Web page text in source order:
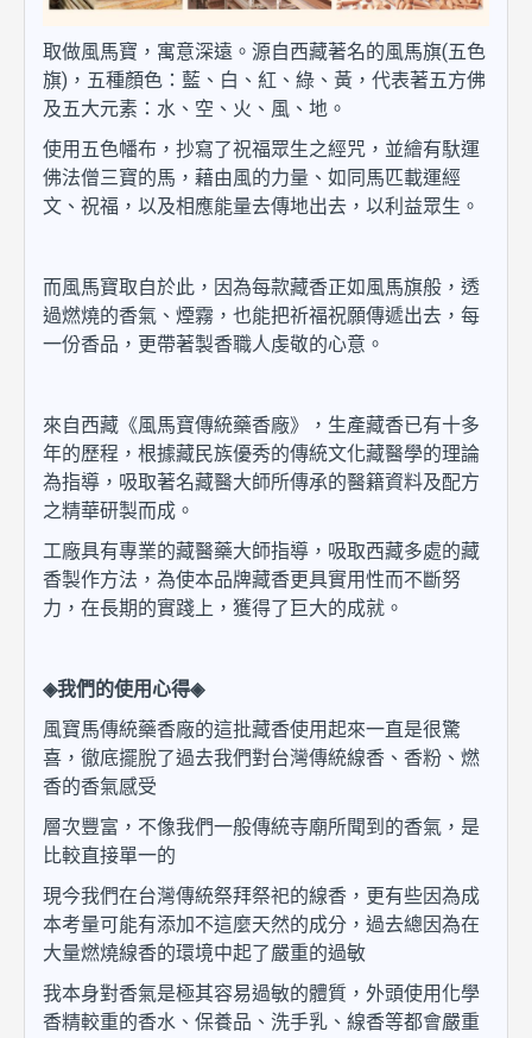
取做風馬寶，寓意深遠。源自西藏著名的風馬旗(五色
旗) ，五種顏色：藍、白、紅、綠、黃，代表著五方佛
及五大元素：水、空、火、風、地。
使用五色幡布，抄寫了祝福眾生之經咒，並繪有馱運
佛法僧三寶的馬，藉由風的力量、如同馬匹載運經
文、祝福，以及相應能量去傳地出去，以利益眾生。
而風馬寶取自於此，因為每款藏香正如風馬旗般，透
過燃燒的香氣、煙霧，也能把祈福祝願傳遞出去，每
一份香品，更帶著製香職人虔敬的心意。
來自西藏《風馬寶傳統藥香廠》，生產藏香已有十多
年的歷程，根據藏民族優秀的傳統文化藏醫學的理論
為指導，吸取著名藏醫大師所傳承的醫籍資料及配方
之精華研製而成。
工廠具有專業的藏醫藥大師指導，吸取西藏多處的藏
香製作方法，為使本品牌藏香更具實用性而不斷努
力，在長期的實踐上，獲得了巨大的成就。
◈我們的使用心得◈
風寶馬傳統藥香廠的這批藏香使用起來一直是很驚
喜，徹底擺脫了過去我們對台灣傳統線香、香粉、燃
香的香氣感受
層次豐富，不像我們一般傳統寺廟所聞到的香氣，是
比較直接單一的
現今我們在台灣傳統祭拜祭祀的線香，更有些因為成
本考量可能有添加不這麼天然的成分，過去總因為在
大量燃燒線香的環境中起了嚴重的過敏
我本身對香氣是極其容易過敏的體質，外頭使用化學
香精較重的香水、保養品、洗手乳、線香等都會嚴重